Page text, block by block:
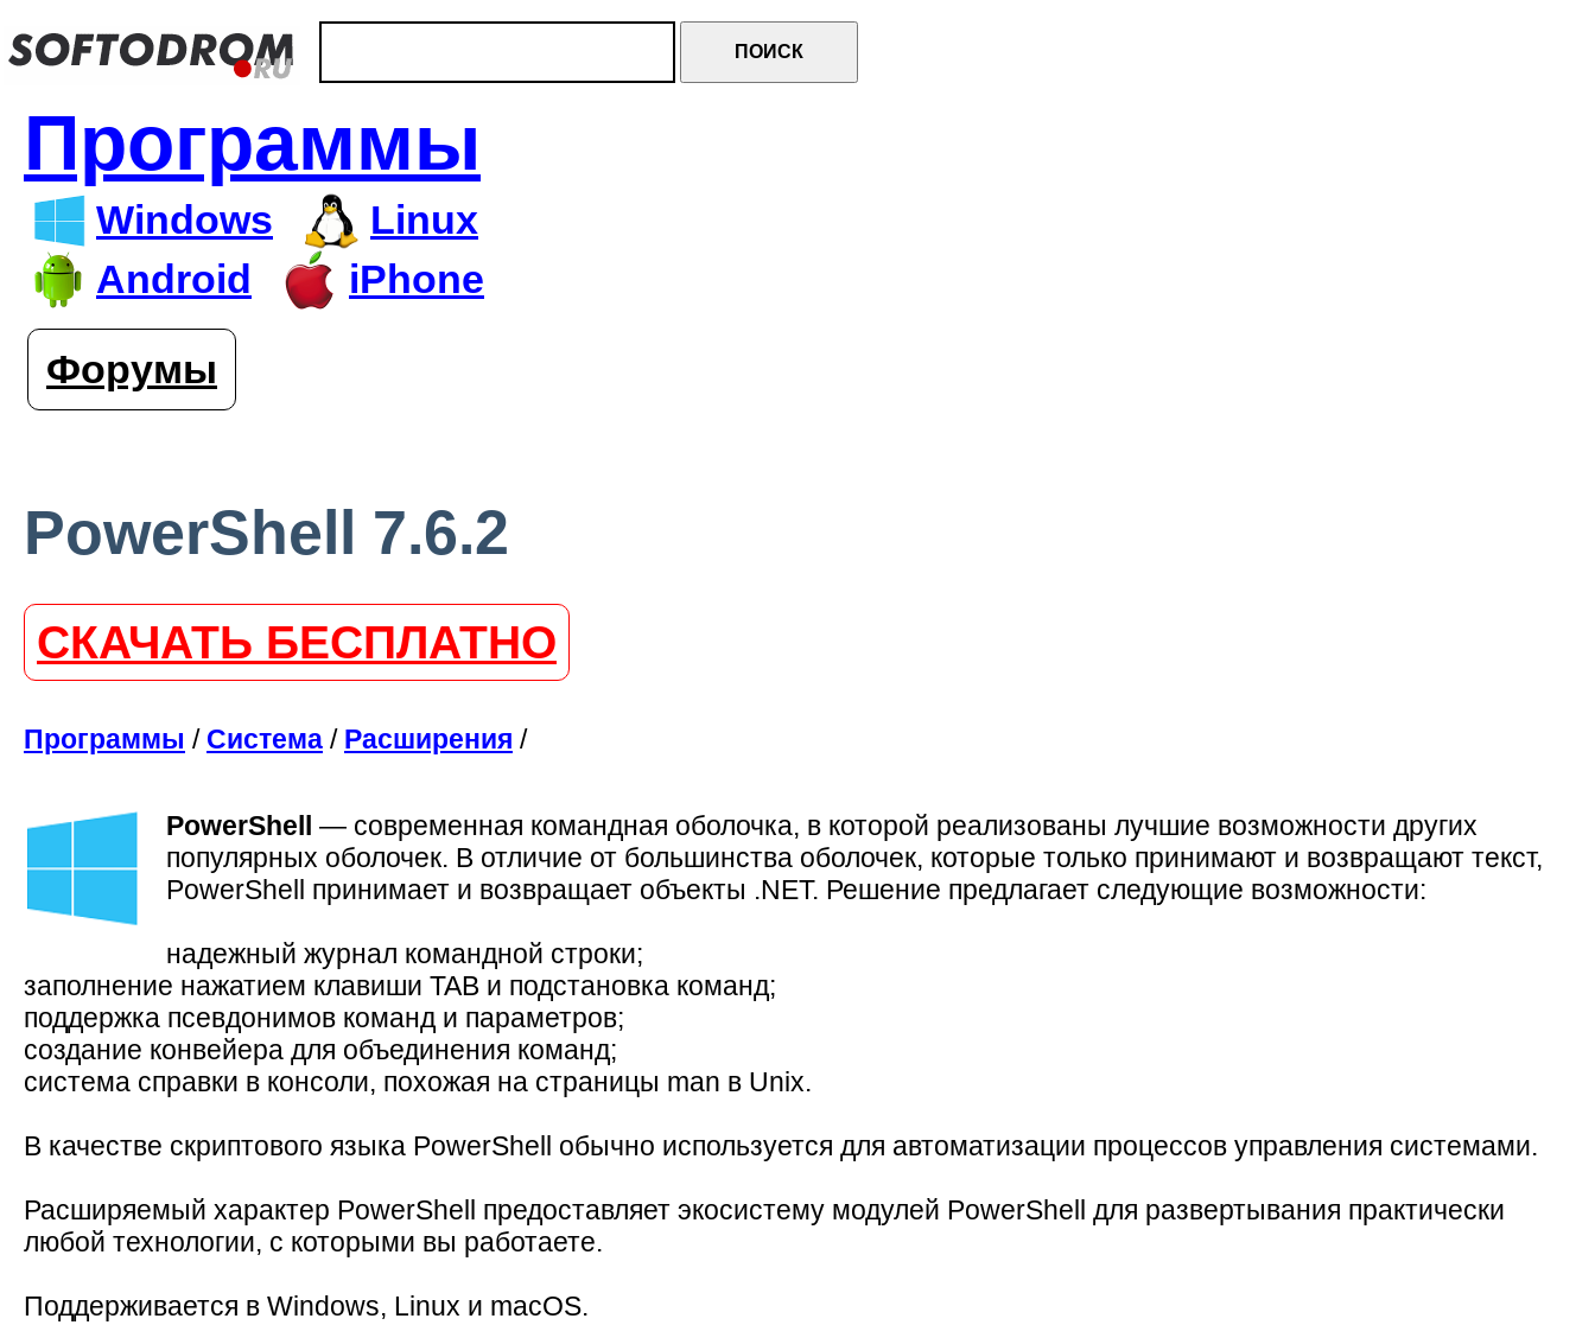
Программы
Windows
Linux
Android
iPhone
Форумы
PowerShell 7.6.2
СКАЧАТЬ БЕСПЛАТНО
Программы / Система / Расширения /
PowerShell — современная командная оболочка, в которой реализованы лучшие возможности других
популярных оболочек. В отличие от большинства оболочек, которые только принимают и возвращают текст,
PowerShell принимает и возвращает объекты .NET. Решение предлагает следующие возможности:
надежный журнал командной строки;
заполнение нажатием клавиши TAB и подстановка команд;
поддержка псевдонимов команд и параметров;
создание конвейера для объединения команд;
система справки в консоли, похожая на страницы man в Unix.
В качестве скриптового языка PowerShell обычно используется для автоматизации процессов управления системами.
Расширяемый характер PowerShell предоставляет экосистему модулей PowerShell для развертывания практически
любой технологии, с которыми вы работаете.
Поддерживается в Windows, Linux и macOS.